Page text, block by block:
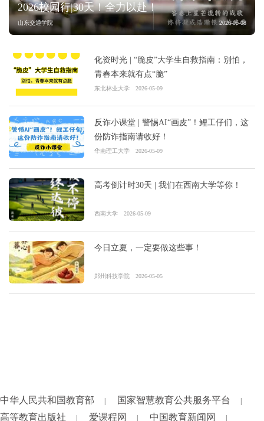
2026校园行|30天！全力以赴！
山东交通学院 2026-05-08
化资时光 | “脆皮”大学生自救指南：别怕，
青春本来就有点“脆”
东北林业大学 2026-05-09
反诈小课堂 | 警惕AI“画皮”！鲤工仔们，这
份防诈指南请收好！
华南理工大学 2026-05-09
高考倒计时30天 | 我们在西南大学等你！
西南大学 2026-05-09
今日立夏，一定要做这些事！
郑州科技学院 2026-05-05
中华人民共和国教育部 | 国家智慧教育公共服务平台 |
高等教育出版社 | 爱课程网 | 中国教育新闻网 |